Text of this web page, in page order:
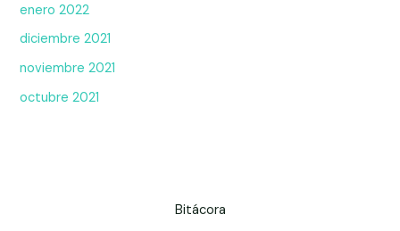
enero 2022
diciembre 2021
noviembre 2021
octubre 2021
Bitácora